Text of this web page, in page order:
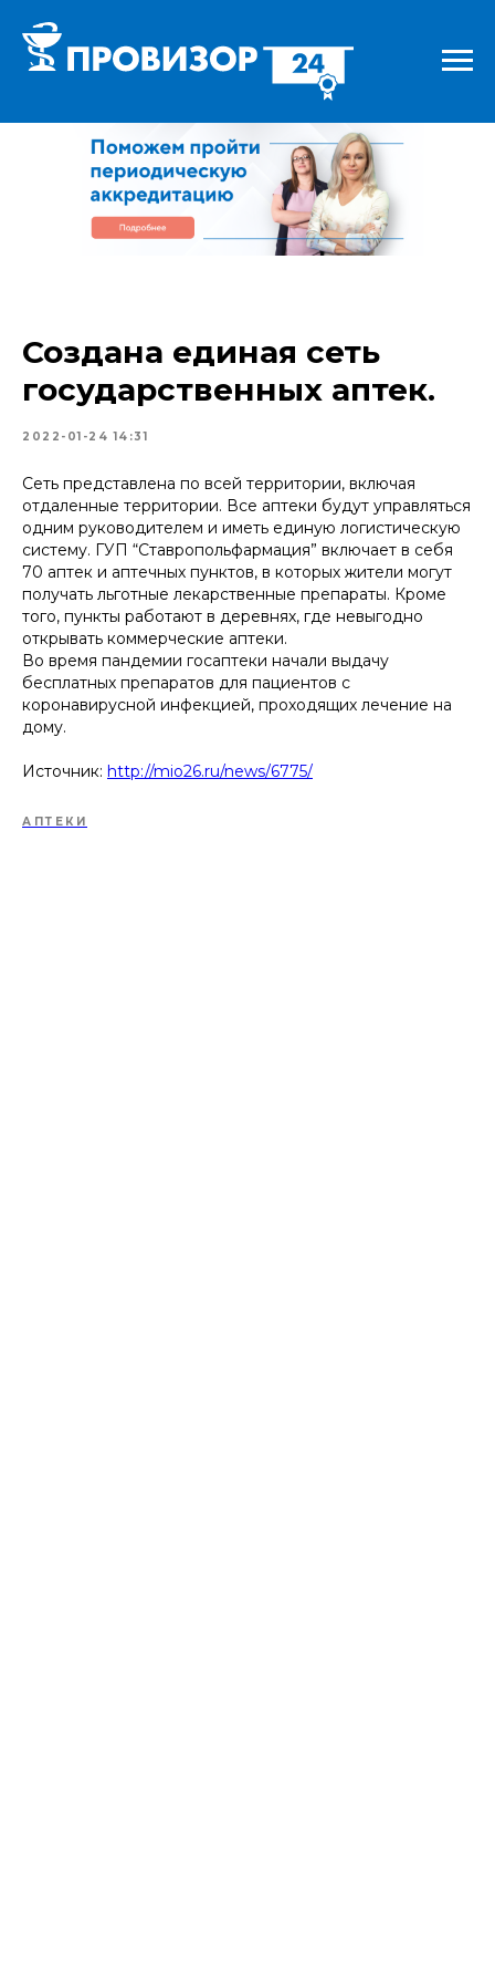
Создана единая сеть
государственных аптек.
2022-01-24 14:31
Сеть представлена по всей территории, включая
отдаленные территории. Все аптеки будут управляться
одним руководителем и иметь единую логистическую
систему. ГУП “Ставропольфармация” включает в себя
70 аптек и аптечных пунктов, в которых жители могут
получать льготные лекарственные препараты. Кроме
того, пункты работают в деревнях, где невыгодно
открывать коммерческие аптеки.
Во время пандемии госаптеки начали выдачу
бесплатных препаратов для пациентов с
коронавирусной инфекцией, проходящих лечение на
дому.
Источник: http://mio26.ru/news/6775/
АПТЕКИ